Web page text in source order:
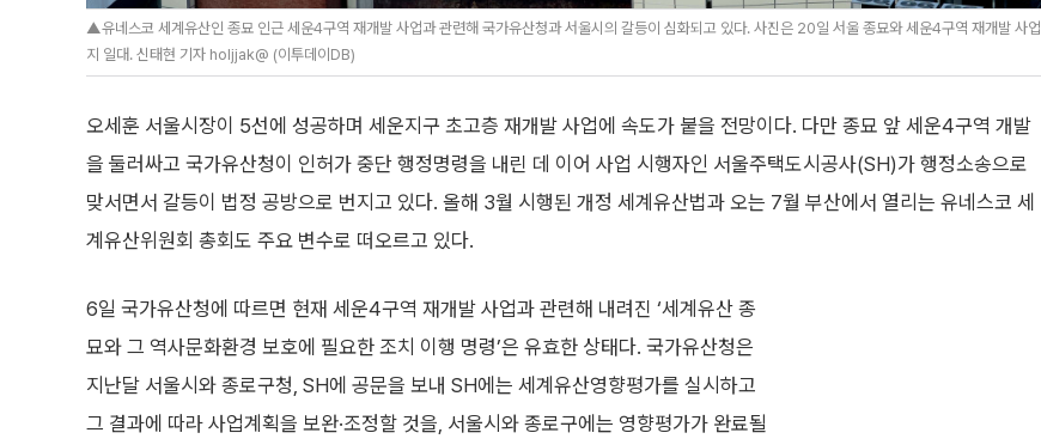
▲유네스코 세계유산인 종묘 인근 세운4구역 재개발 사업과 관련해 국가유산청과 서울시의 갈등이 심화되고 있다. 사진은 20일 서울 종묘와 세운4구역 재개발 사업
지 일대. 신태현 기자 holjjak@ (이투데이DB)
오세훈 서울시장이 5선에 성공하며 세운지구 초고층 재개발 사업에 속도가 붙을 전망이다. 다만 종묘 앞 세운4구역 개발
을 둘러싸고 국가유산청이 인허가 중단 행정명령을 내린 데 이어 사업 시행자인 서울주택도시공사(SH)가 행정소송으로
맞서면서 갈등이 법정 공방으로 번지고 있다. 올해 3월 시행된 개정 세계유산법과 오는 7월 부산에서 열리는 유네스코 세
계유산위원회 총회도 주요 변수로 떠오르고 있다.
6일 국가유산청에 따르면 현재 세운4구역 재개발 사업과 관련해 내려진 ‘세계유산 종
묘와 그 역사문화환경 보호에 필요한 조치 이행 명령’은 유효한 상태다. 국가유산청은
지난달 서울시와 종로구청, SH에 공문을 보내 SH에는 세계유산영향평가를 실시하고
그 결과에 따라 사업계획을 보완·조정할 것을, 서울시와 종로구에는 영향평가가 완료될